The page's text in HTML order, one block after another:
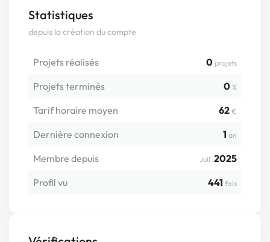
Statistiques
depuis la création du compte
Projets réalisés 0 projets
Projets terminés 0 %
Tarif horaire moyen 62 €
Dernière connexion 1 an
Membre depuis Juil. 2025
Profil vu
441 fois